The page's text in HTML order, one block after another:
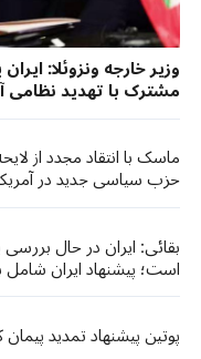
وزیر خارجه ونزوئلا:
مشترک با تهدید نظامی
ماسک با انتقاد مجدد از
حزب سیاسی جدید در
است؛ پیشنهاد ایران
پوتین پیشنهاد تمدید